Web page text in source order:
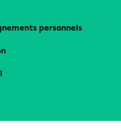
personnels